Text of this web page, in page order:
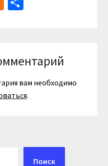
вам необходимо
.
Поиск